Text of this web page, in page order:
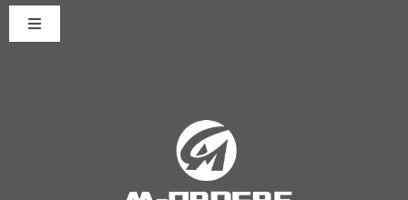
Toggle
Navigation